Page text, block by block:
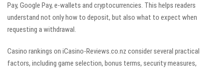
Pay, Google Pay, e-wallets and cryptocurrencies. This helps readers
understand not only how to deposit, but also what to expect when
requesting a withdrawal.
Casino rankings on iCasino-Reviews.co.nz consider several practical
factors, including game selection, bonus terms, security measures,